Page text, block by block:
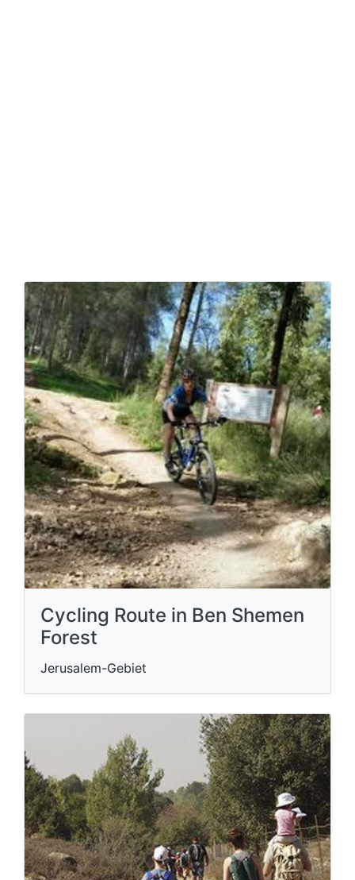
Cycling Route in Ben Shemen
Forest
Jerusalem-Gebiet